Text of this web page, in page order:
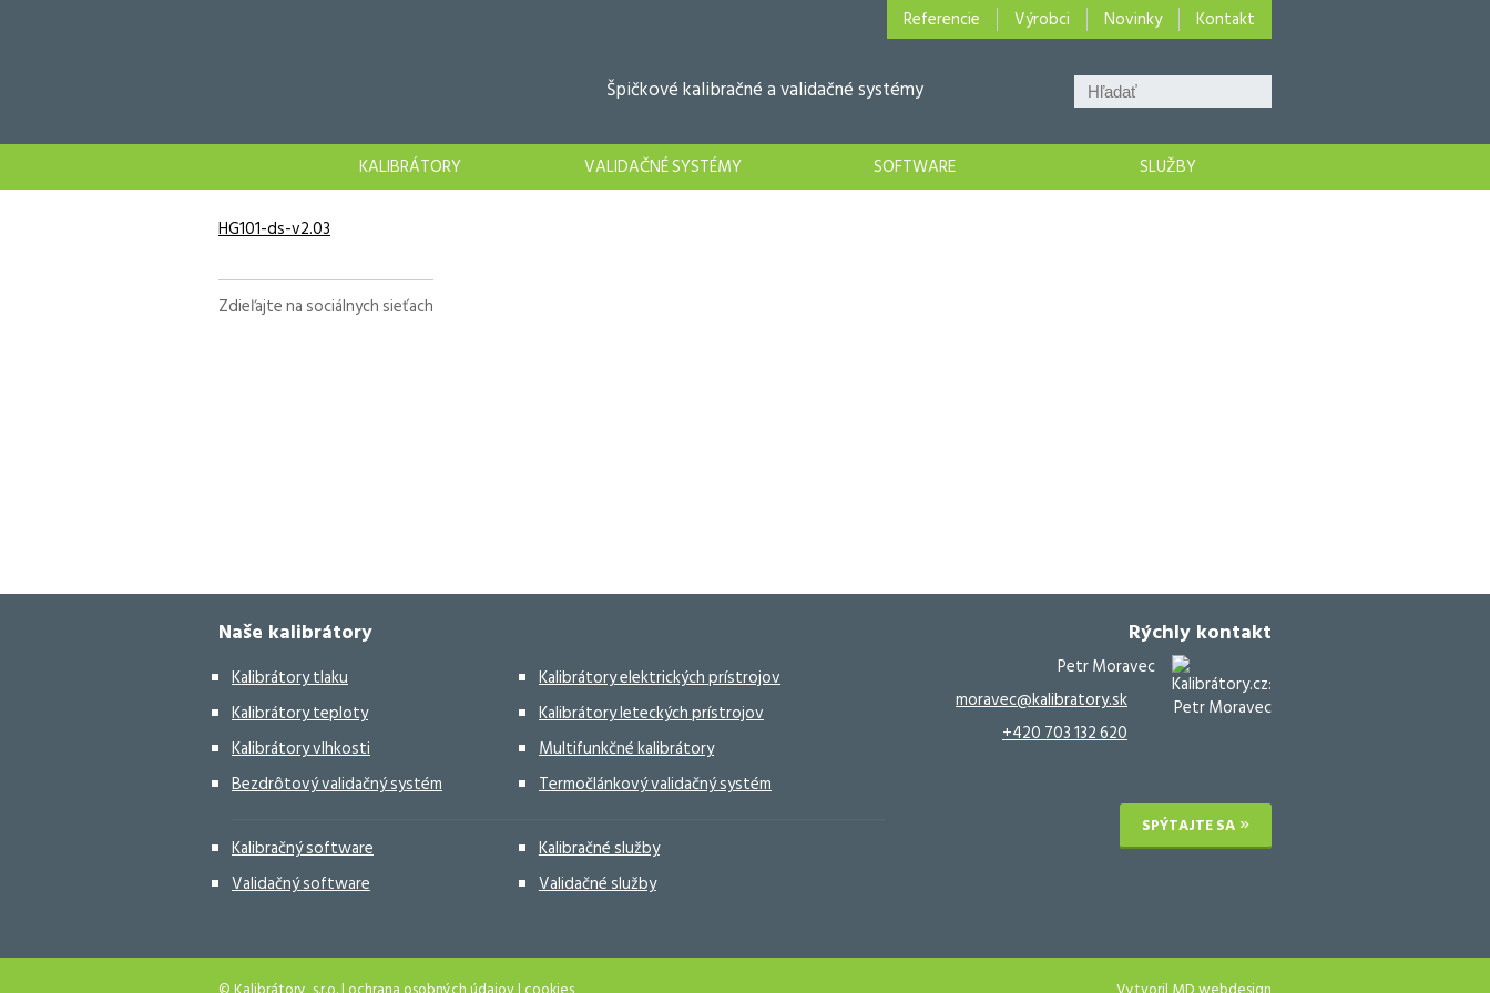
Referencie Výrobci Novinky Kontakt
Špičkové kalibračné a validačné systémy
KALIBRÁTORY VALIDAČNÉ SYSTÉMY SOFTWARE SLUŽBY
HG101-ds-v2.03
Zdieľajte na sociálnych sieťach
Naše kalibrátory
Kalibrátory tlaku
Kalibrátory teploty
Kalibrátory vlhkosti
Bezdrôtový validačný systém
Kalibrátory elektrických prístrojov
Kalibrátory leteckých prístrojov
Multifunkčné kalibrátory
Termočlánkový validačný systém
Kalibračný software
Kalibračné služby
Validačný software
Validačné služby
Rýchly kontakt
Petr Moravec
moravec@kalibratory.sk
+420 703 132 620
SPÝTAJTE SA